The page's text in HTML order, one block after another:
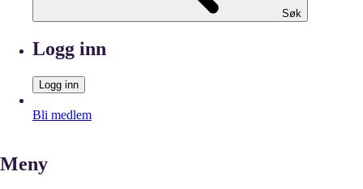
Søk
Logg inn
Logg inn
Bli medlem
Meny